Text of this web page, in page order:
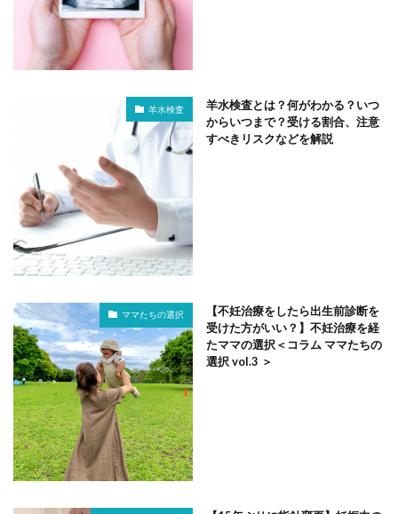
羊水検査
羊水検査とは？何がわかる？いつ
からいつまで？受ける割合、注意
すべきリスクなどを解説
ママたちの選択
【不妊治療をしたら出生前診断を
受けた方がいい？】不妊治療を経
たママの選択＜コラム ママたちの
選択 vol.3 ＞